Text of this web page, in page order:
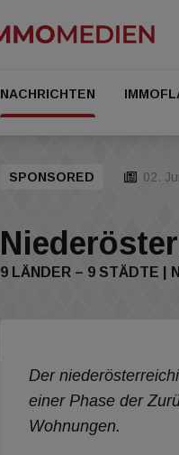
NACHRICHTEN
SPONSORED 02.
9 LÄNDER – 9 STÄDTE |
Der
einer Phase der
Wohnungen.